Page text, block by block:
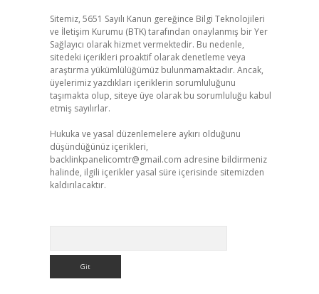
Sitemiz, 5651 Sayılı Kanun gereğince Bilgi Teknolojileri
ve İletişim Kurumu (BTK) tarafından onaylanmış bir Yer
Sağlayıcı olarak hizmet vermektedir. Bu nedenle,
sitedeki içerikleri proaktif olarak denetleme veya
araştırma yükümlülüğümüz bulunmamaktadır. Ancak,
üyelerimiz yazdıkları içeriklerin sorumluluğunu
taşımakta olup, siteye üye olarak bu sorumluluğu kabul
etmiş sayılırlar.
Hukuka ve yasal düzenlemelere aykırı olduğunu
düşündüğünüz içerikleri,
backlinkpanelicomtr@gmail.com adresine bildirmeniz
halinde, ilgili içerikler yasal süre içerisinde sitemizden
kaldırılacaktır.